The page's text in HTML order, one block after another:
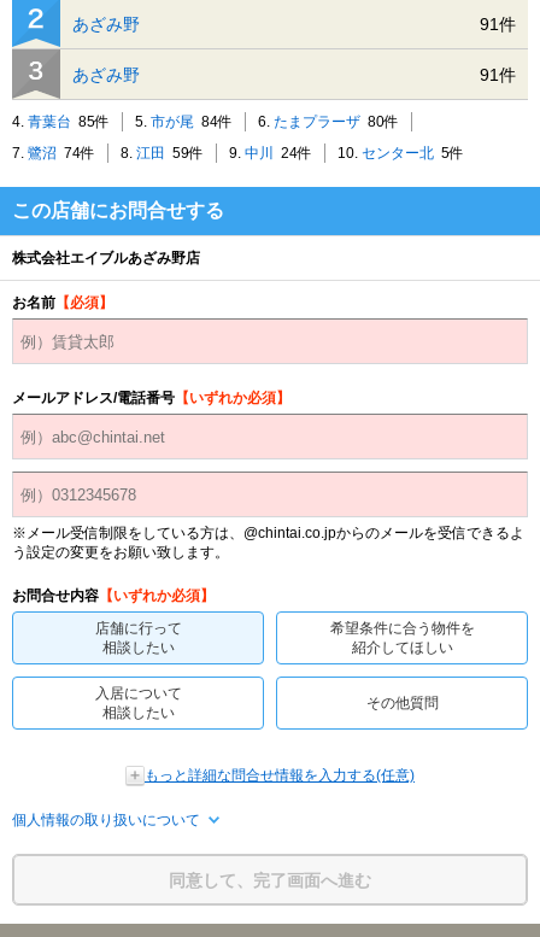
あざみ野 91件
あざみ野 91件
4. 青葉台 85件 5. 市が尾 84件 6. たまプラーザ 80件
7. 鷺沼 74件 8. 江田 59件 9. 中川 24件 10. センター北 5件
この店舗にお問合せする
株式会社エイブルあざみ野店
お名前 【必須】
メールアドレス/電話番号 【いずれか必須】
※メール受信制限をしている方は、@chintai.co.jpからのメールを受信できるよ
う設定の変更をお願い致します。
お問合せ内容 【いずれか必須】
店舗に行って
相談したい
希望条件に合う物件を
紹介してほしい
入居について
相談したい
その他質問
もっと詳細な問合せ情報を入力する(任意)
個人情報の取り扱いについて
同意して、完了画面へ進む